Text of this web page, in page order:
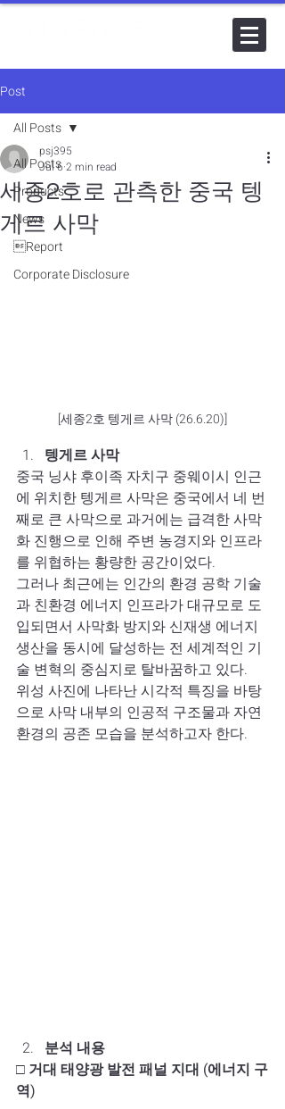
Post
All Posts
Products
News
Report
Corporate Disclosure
All Posts
세종2호로 관측한 중국 텡
게르 사막
psj395
Jul 6 2 min read
[세종2호 텡게르 사막 (26.6.20)]
텡게르 사막
중국 닝샤 후이족 자치구 중웨이시 인근
에 위치한 텡게르 사막은 중국에서 네 번
째로 큰 사막으로 과거에는 급격한 사막
화 진행으로 인해 주변 농경지와 인프라
를 위협하는 황량한 공간이었다.
그러나 최근에는 인간의 환경 공학 기술
과 친환경 에너지 인프라가 대규모로 도
입되면서 사막화 방지와 신재생 에너지
생산을 동시에 달성하는 전 세계적인 기
술 변혁의 중심지로 탈바꿈하고 있다.
위성 사진에 나타난 시각적 특징을 바탕
으로 사막 내부의 인공적 구조물과 자연
환경의 공존 모습을 분석하고자 한다.
분석 내용
□ 거대 태양광 발전 패널 지대 (에너지 구
역)